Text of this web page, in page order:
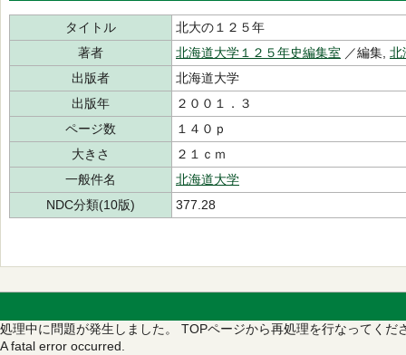
タイトル
北大の１２５年
著者
北海道大学１２５年史編集室 ／編集, 北
出版者
北海道大学
出版年
２００１．３
ページ数
１４０ｐ
大きさ
２１ｃｍ
一般件名
北海道大学
NDC分類(10版)
377.28
処理中に問題が発生しました。 TOPページから再処理を行なってくだ
A fatal error occurred.